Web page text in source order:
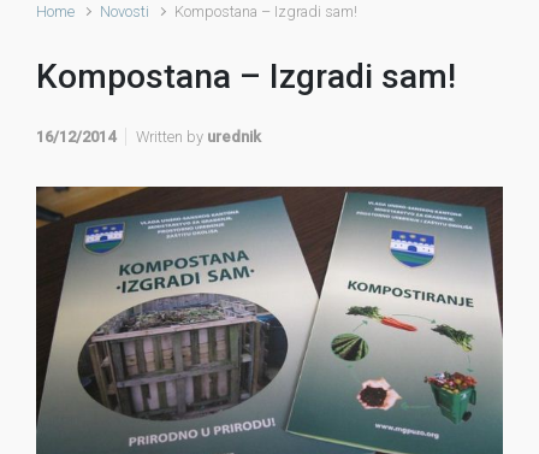
Home Novosti Kompostana – Izgradi sam!
Kompostana – Izgradi sam!
16/12/2014 Written by urednik